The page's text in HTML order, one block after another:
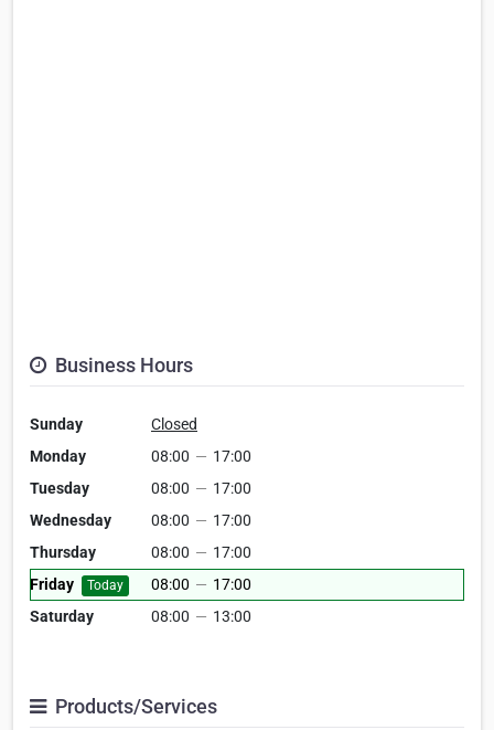
Business Hours
Sunday
Closed
Monday
08:00 — 17:00
Tuesday
08:00 — 17:00
Wednesday
08:00 — 17:00
Thursday
08:00 — 17:00
Friday
Today 08:00 — 17:00
Saturday
08:00 — 13:00
Products/Services